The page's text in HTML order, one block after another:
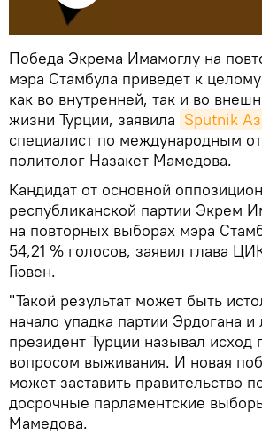
Победа Экрема Имамоглу на
мэра Стамбула приведет к
как во внутренней, так и во
жизни Турции, заявила Sputnik
специалист по международным
политолог Назакет Мамедова.
Кандидат от основной
республиканской партии Экрем
на повторных выборах мэра
54,21 % голосов, заявил глава
Гювен.
"Такой результат может быть
начало упадка партии Эрдогана
президент Турции называл исход
вопросом выживания. И новая
может заставить правительство
досрочные парламентские
Мамедова.